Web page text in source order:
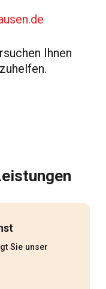
Ihnen
Sie unser